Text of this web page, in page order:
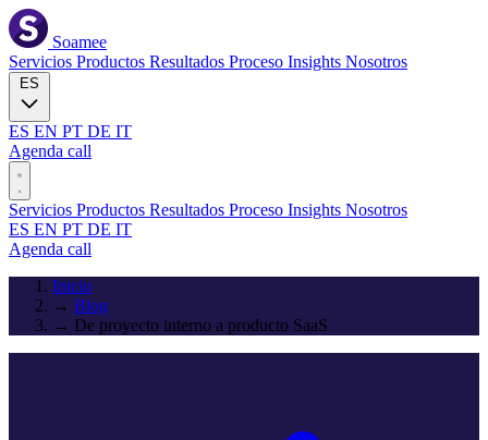
Soamee
Servicios Productos Resultados Proceso Insights Nosotros
ES EN PT DE IT
Agenda call
Servicios Productos Resultados Proceso Insights Nosotros
ES EN PT DE IT
Agenda call
Inicio
→ Blog
→ De proyecto interno a producto SaaS